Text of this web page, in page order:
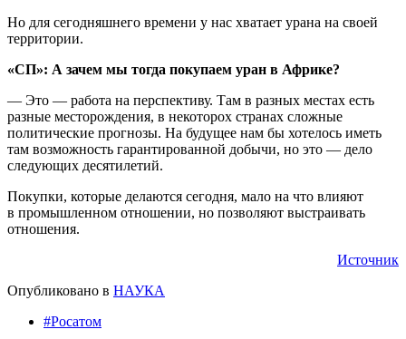
Но для сегодняшнего времени у нас хватает урана на своей
территории.
«СП»: А зачем мы тогда покупаем уран в Африке?
— Это — работа на перспективу. Там в разных местах есть
разные месторождения, в некоторох странах сложные
политические прогнозы. На будущее нам бы хотелось иметь
там возможность гарантированной добычи, но это — дело
следующих десятилетий.
Покупки, которые делаются сегодня, мало на что влияют
в промышленном отношении, но позволяют выстраивать
отношения.
Источник
Опубликовано в НАУКА
#Росатом